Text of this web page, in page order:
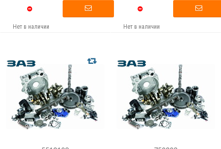
Нет в наличии Нет в наличии